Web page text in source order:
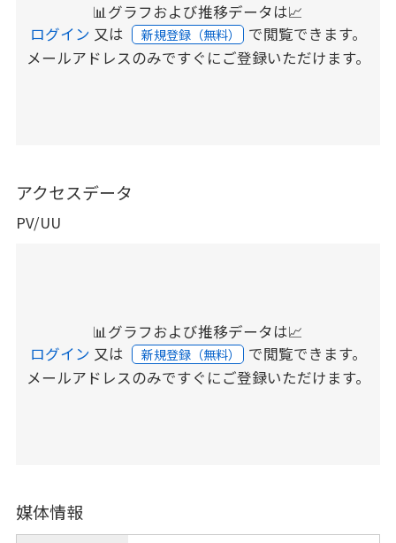
📊グラフおよび推移データは📈
ログイン 又は 新規登録（無料） で閲覧できます。
メールアドレスのみですぐにご登録いただけます。
アクセスデータ
PV/UU
📊グラフおよび推移データは📈
ログイン 又は 新規登録（無料） で閲覧できます。
メールアドレスのみですぐにご登録いただけます。
媒体情報